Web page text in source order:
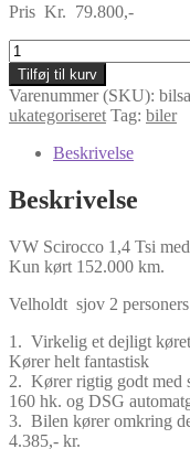
Pris Kr. 79.800,-
VW
Scirocco
1,4
Tsi
med
&
Automagear
årgang
2009.
kørt
km.
antal
Tilføj til kurv
Varenummer (SKU):
ukategoriseret Tag: biler
Beskrivelse
Beskrivelse
VW Scirocco 1,4 Tsi
Kun kørt 152.000 km.
Velholdt sjov 2
1. Virkelig et dejligt
Kører helt fantastisk
2. Kører rigtig godt med
160 hk. og DSG
3. Bilen kører omkring
4.385,- kr.